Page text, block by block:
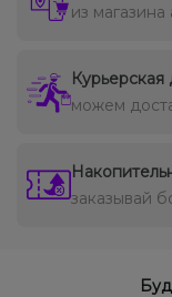
из
можем
заказывай